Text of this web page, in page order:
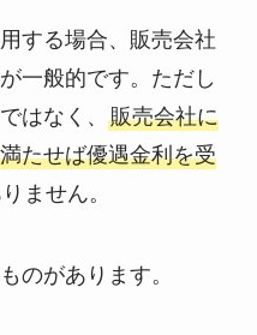
する場合、販売会社
一般的です。ただし
はなく、 販売会社に
たせば優遇金利を受
ません。
のがあります。